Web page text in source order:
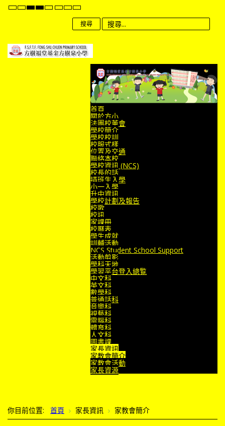
Default mode
Night mode
High Contrast Black White mode
High Contrast Black Yellow mode
High Contrast Yellow Black mode
Set Smaller Font
Set Default Font
Set Larger Font
搜尋
首頁
關於方小
法團校董會
學校簡介
學校校訓
校服式樣
位置及交通
聯絡本校
學校資訊 (NCS)
校長的話
插班生入學
小一入學
升中資訊
學校計劃及報告
校歌
校訊
家課冊
校曆表
學生成就
訓輔活動
NCS Student School Support
活動剪影
學科天地
學習平台登入總覧
中文科
英文科
數學科
普通話科
音樂科
視藝科
電腦科
體育科
人文科
圖書課
家長資訊
家教會簡介
家教會活動
家長資源
你目前位置: 首頁 家長資訊 家教會簡介